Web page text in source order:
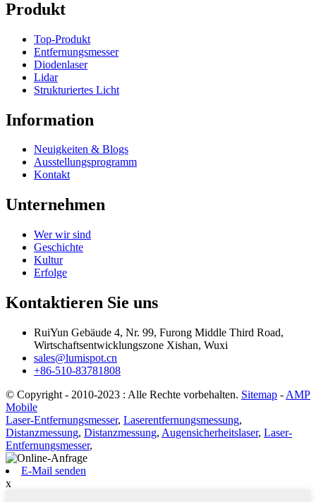
Produkt
Top-Produkt
Entfernungsmesser
Diodenlaser
Lidar
Strukturiertes Licht
Information
Neuigkeiten & Blogs
Ausstellungsprogramm
Kontakt
Unternehmen
Wer wir sind
Geschichte
Kultur
Erfolge
Kontaktieren Sie uns
RuiYun Gebäude 4, Nr. 99, Furong Middle Third Road,
Wirtschaftsentwicklungszone Xishan, Wuxi
sales@lumispot.cn
+86-510-83781808
© Copyright - 2010-2023 : Alle Rechte vorbehalten. Sitemap - AMP
Mobile
Laser-Entfernungsmesser, Laserentfernungsmessung,
Distanzmessung, Distanzmessung, Augensicherheitslaser, Laser-
Entfernungsmesser,
E-Mail senden
x